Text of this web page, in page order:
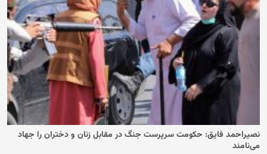
نصیراحمد فایق: حکومت سرپرست جنگ در مقابل زنان و دختران را جهاد
می‌نامند